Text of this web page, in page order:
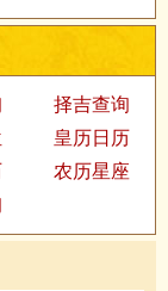
择吉查询
皇历日历
农历星座